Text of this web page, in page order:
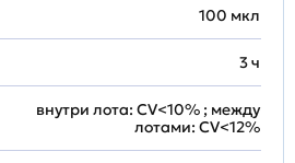
100 мкл
3 ч
внутри лота: CV<10% ; между
лотами: CV<12%